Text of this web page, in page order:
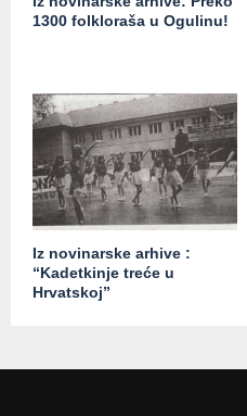
1300 folkloraša u Ogulinu!
Iz novinarske arhive :
“Kadetkinje treće u
Hrvatskoj”